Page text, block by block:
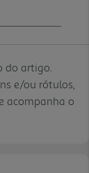
do artigo.
e/ou rótulos,
acompanha o